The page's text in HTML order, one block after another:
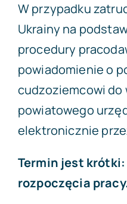
W przypadku
Ukrainy na
procedury
powiadomienie o
cudzoziemcowi do
powiatowego
elektronicznie
Termin jest krótki:
rozpoczęcia